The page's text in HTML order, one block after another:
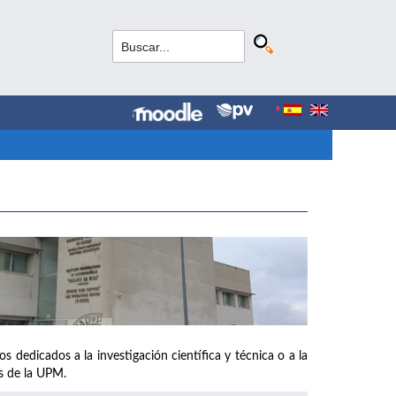
dedicados a la investigación científica y técnica o a la
de la UPM.